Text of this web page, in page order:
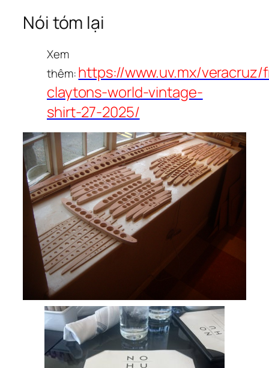
Nói tóm lại
Xem
thêm:https://www.uv.mx/
claytons-world-vintage-
shirt-27-2025/